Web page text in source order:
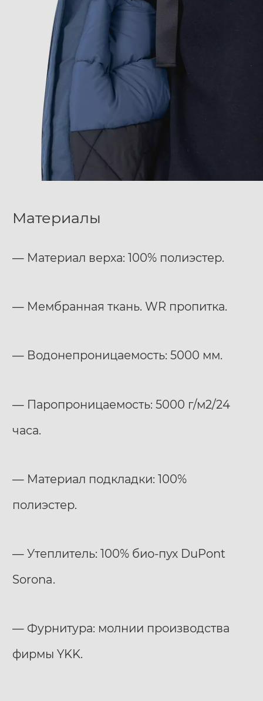
Материалы
— Материал верха: 100% полиэстер.
— Мембранная ткань. WR пропитка.
— Водонепроницаемость: 5000 мм.
— Паропроницаемость: 5000 г/м2/24
часа.
— Материал подкладки: 100%
полиэстер.
— Утеплитель: 100% био-пух DuPont
Sorona.
— Фурнитура: молнии производства
фирмы YKK.